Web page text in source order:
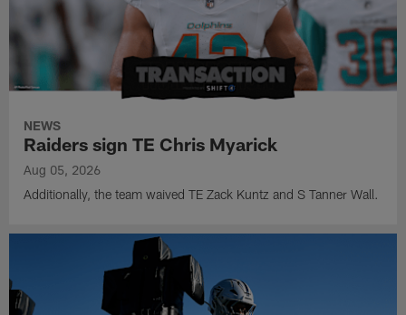
NEWS
Raiders sign TE Chris Myarick
Aug 05, 2026
Additionally, the team waived TE Zack Kuntz and S Tanner Wall.